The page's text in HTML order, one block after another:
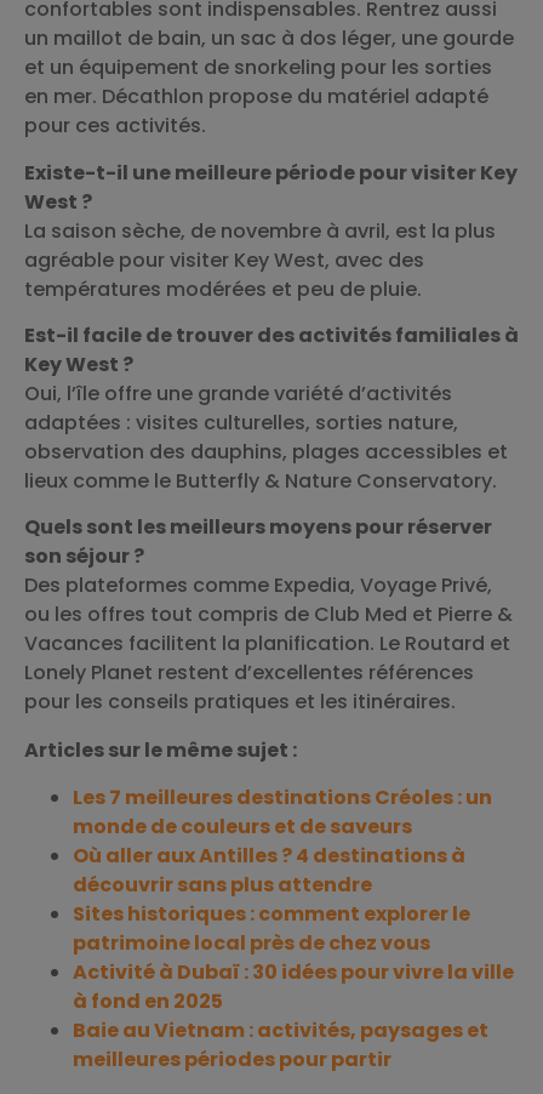
confortables sont indispensables. Rentrez aussi
un maillot de bain, un sac à dos léger, une gourde
et un équipement de snorkeling pour les sorties
en mer. Décathlon propose du matériel adapté
pour ces activités.
Existe-t-il une meilleure période pour visiter Key
West ?
La saison sèche, de novembre à avril, est la plus
agréable pour visiter Key West, avec des
températures modérées et peu de pluie.
Est-il facile de trouver des activités familiales à
Key West ?
Oui, l’île offre une grande variété d’activités
adaptées : visites culturelles, sorties nature,
observation des dauphins, plages accessibles et
lieux comme le Butterfly & Nature Conservatory.
Quels sont les meilleurs moyens pour réserver
son séjour ?
Des plateformes comme Expedia, Voyage Privé,
ou les offres tout compris de Club Med et Pierre &
Vacances facilitent la planification. Le Routard et
Lonely Planet restent d’excellentes références
pour les conseils pratiques et les itinéraires.
Articles sur le même sujet :
Les 7 meilleures destinations Créoles : un
monde de couleurs et de saveurs
Où aller aux Antilles ? 4 destinations à
découvrir sans plus attendre
Sites historiques : comment explorer le
patrimoine local près de chez vous
Activité à Dubaï : 30 idées pour vivre la ville
à fond en 2025
Baie au Vietnam : activités, paysages et
meilleures périodes pour partir